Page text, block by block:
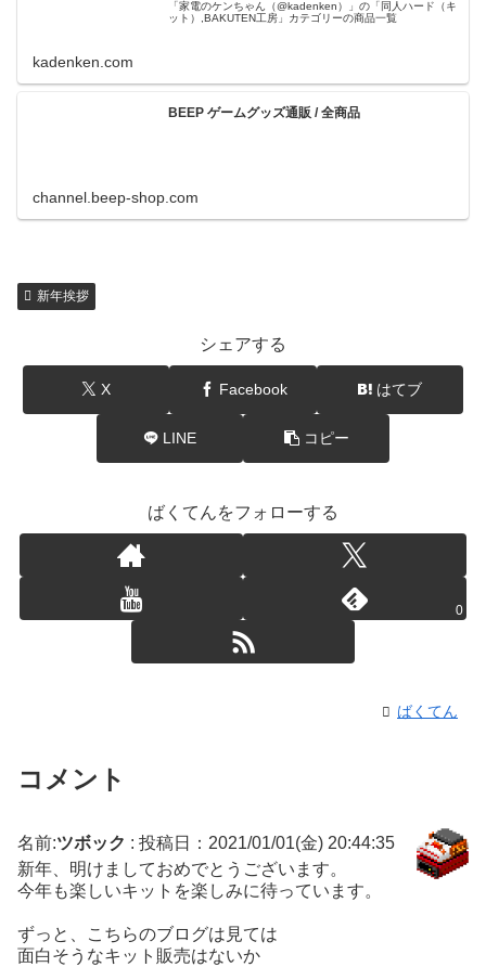
「家電のケンちゃん（@kadenken）」の「同人ハード（キ
ット）,BAKUTEN工房」カテゴリーの商品一覧
kadenken.com
BEEP ゲームグッズ通販 / 全商品
channel.beep-shop.com
新年挨拶
シェアする
X Facebook はてブ
LINE コピー
ばくてんをフォローする
0
ばくてん
コメント
名前:ツボック : 投稿日：2021/01/01(金) 20:44:35
新年、明けましておめでとうございます。
今年も楽しいキットを楽しみに待っています。
ずっと、こちらのブログは見ては
面白そうなキット販売はないか